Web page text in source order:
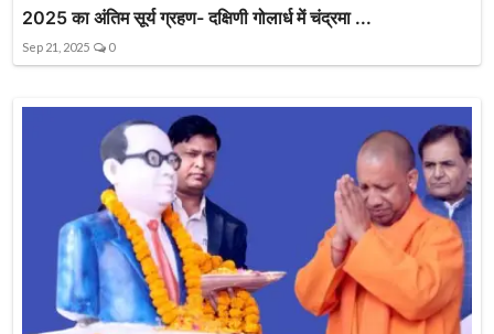
2025 का अंतिम सूर्य ग्रहण- दक्षिणी गोलार्ध में चंद्रमा ...
Sep 21, 2025 0